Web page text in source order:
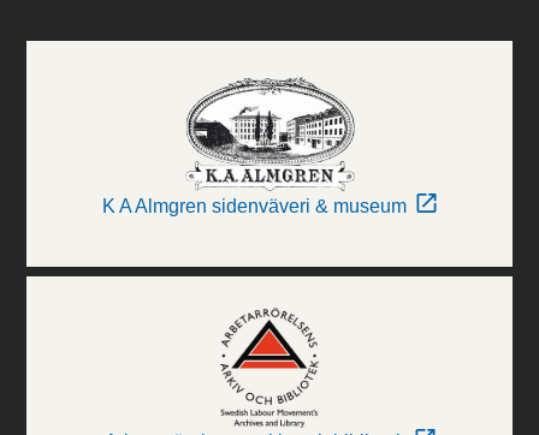
K A Almgren sidenväveri & museum